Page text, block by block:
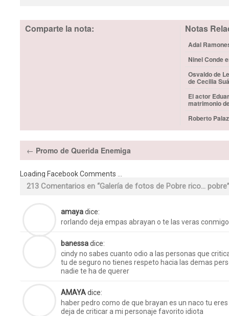
Comparte la nota: Notas
Adal
Ninel Conde
Osvaldo de
de Cecilia
El actor
matrimonio
Roberto
← Promo de Querida Enemiga
Loading Facebook Comments ...
213 Comentarios en “Galería de fotos de Pobre rico… pobre”
amayadice:
rorlando deja empas abrayan o te las veras
banessadice:
cindy no sabes cuanto odio a las personas que
tu de seguro no tienes respeto hacia las demas
nadie te ha de querer
AMAYAdice:
haber pedro como de que brayan es un naco tu
deja de criticar a mi personaje favorito idiota